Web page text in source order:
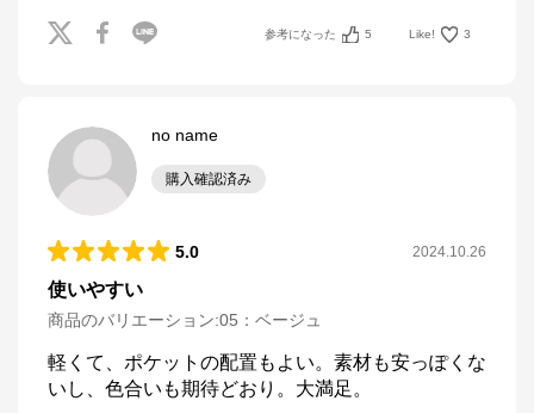
参考になった 5 Like! 3
no name
購入確認済み
5.0 2024.10.26
使いやすい
商品のバリエーション:05：ベージュ
軽くて、ポケットの配置もよい。素材も安っぽくな
いし、色合いも期待どおり。大満足。